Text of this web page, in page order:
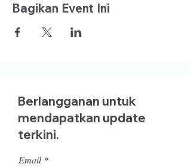
Bagikan Event Ini
Berlangganan untuk
mendapatkan update
terkini.
Email